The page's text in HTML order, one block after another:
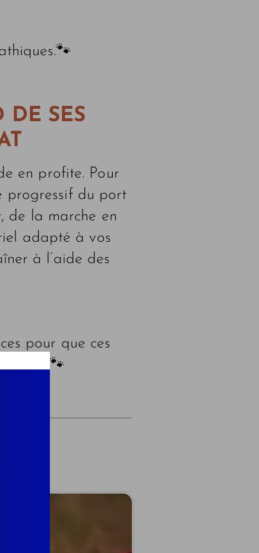
DE SES
en profite. Pour
progressif du port
de la marche en
adapté à vos
à l’aide des
pour que ces
chat. 🐾